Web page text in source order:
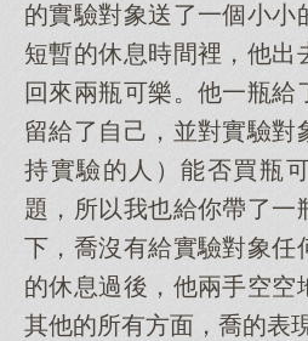
的實驗對象送了一個小小
短暫的休息時間裡，他出
回來兩瓶可樂。他一瓶給
留給了自己，並對實驗對
持實驗的人）能否買瓶
題，所以我也給你帶了一
下，喬沒有給實驗對象任
的休息過後，他兩手空空
其他的所有方面，喬的表